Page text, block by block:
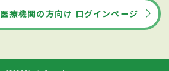
医療機関の方向け ログインページ